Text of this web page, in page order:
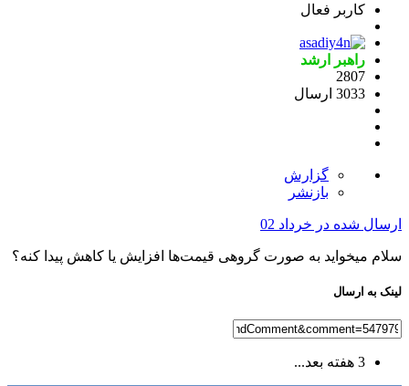
کاربر فعال
راهبر ارشد
2807
3033 ارسال
گزارش
بازنشر
ارسال شده در خرداد 02
سلام میخواید به صورت گروهی قیمت‌ها افزایش یا کاهش پیدا کنه؟
لینک به ارسال
3 هفته بعد...